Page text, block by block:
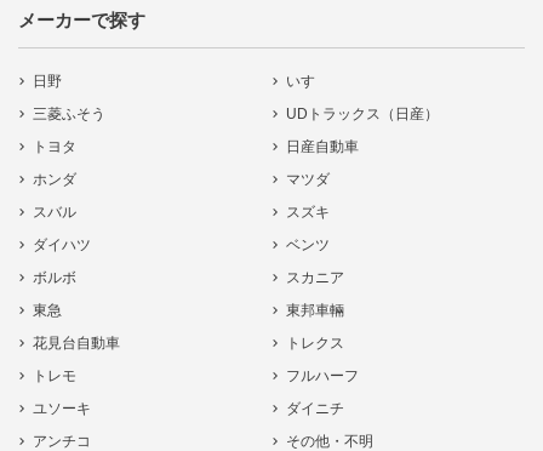
メーカーで探す
日野
いすゞ
三菱ふそう
UDトラックス（日産）
トヨタ
日産自動車
ホンダ
マツダ
スバル
スズキ
ダイハツ
ベンツ
ボルボ
スカニア
東急
東邦車輛
花見台自動車
トレクス
トレモ
フルハーフ
ユソーキ
ダイニチ
アンチコ
その他・不明